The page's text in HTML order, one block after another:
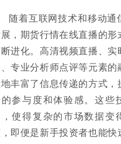
随着互联网技术和移动通
，期货行情在线直播的形
进化。高清视频直播、实
专业分析师点评等元素的
丰富了信息传递的方式，
参与度和体验感。这些
使得复杂的市场数据变
即便是新手投资者也能快